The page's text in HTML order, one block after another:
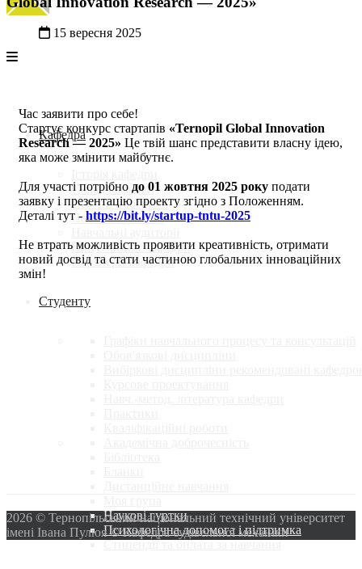
Кафедра
Склад кафедри
Освітні програми
Навчальні плани
Випускники кафедри
Партнери кафедри
Студенту
Наукові гуртки
Психологічна допомога і підтримка
Стипендії та оплата за навчання
15 вересня 2025
Час заявити про себе!
Стартує конкурс стартапів «Ternopil Global Innovation
Research — 2025» Це твій шанс представити власну ідею,
яка може змінити майбутнє.
Для участі потрібно до 01 жовтня 2025 року подати
заявку і презентацію проекту згідно з Положенням.
Деталі тут - https://bit.ly/startup-tntu-2025
Не втрать можливість проявити креативність, отримати
новий досвід та стати частиною глобальних інноваційних
змін!
2026 © Тернопільський національний технічний університет
імені Івана Пулюя © Кафедра будівельної механіки